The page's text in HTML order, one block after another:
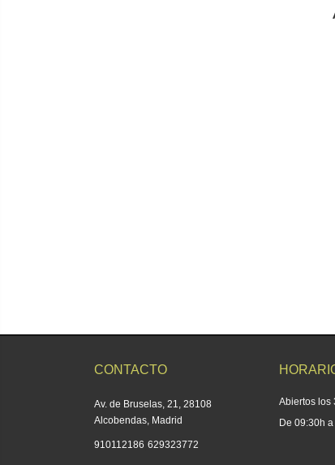
CONTACTO
Av. de Bruselas, 21, 28108
Alcobendas, Madrid
910112186 629323772
Abiertos los
De 09:30h